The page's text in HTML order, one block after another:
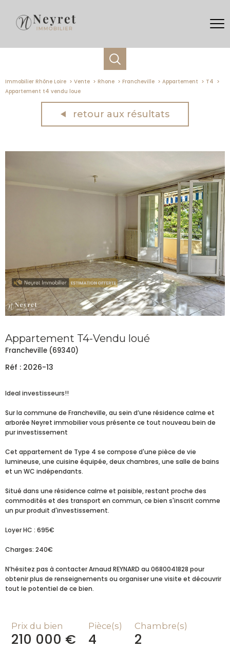
Immobilier Rhône Loire Vente Rhone Francheville Appartement
T4
Appartement t4 vendu loue
retour aux résultats
Appartement T4-Vendu loué
Francheville (69340)
Réf : 2026-13
Ideal investisseurs!!
Sur la commune de Francheville, au sein d’une résidence calme et
arborée Neyret immobilier vous présente ce tout nouveau bein de
pur investissement
Cet appartement de Type 4 se compose d'une pièce de vie
lumineuse, une cuisine équipée, deux chambres, une salle de bains
et un WC indépendants.
Situé dans une résidence calme et paisible, restant proche des
commodités et des transport en commun, ce bien s'inscrit comme
un pur produit d'investissement.
Loyer HC : 695€
Charges: 240€
N’hésitez pas à contacter Arnaud REYNARD au 0680041828 pour
obtenir plus de renseignements ou organiser une visite et découvrir
tout le potentiel de ce bien.
Prix du bien
210 000 €
Pièce(s)
4
Chambre(s)
2